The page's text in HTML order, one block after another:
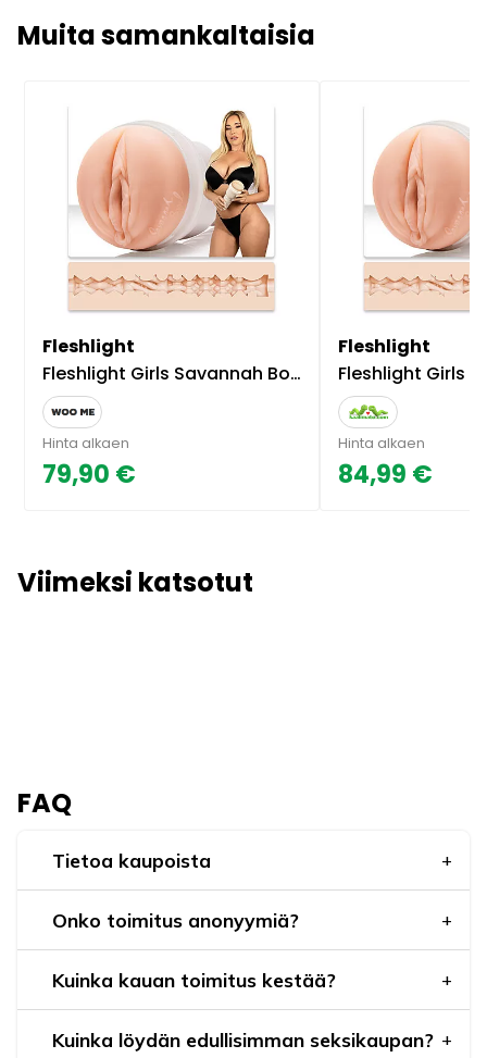
Muita samankaltaisia
Fleshlight
Fleshlight Girls Savannah Bond Fleshlight
Hinta alkaen
79,90 €
Fleshlight
Fleshlight Girls Savannah Bond From Australia With Love - Tekovagina,
Hinta alkaen
84,99 €
Viimeksi katsotut
FAQ
Tietoa kaupoista
Onko toimitus anonyymiä?
Kuinka kauan toimitus kestää?
Kuinka löydän edullisimman seksikaupan?